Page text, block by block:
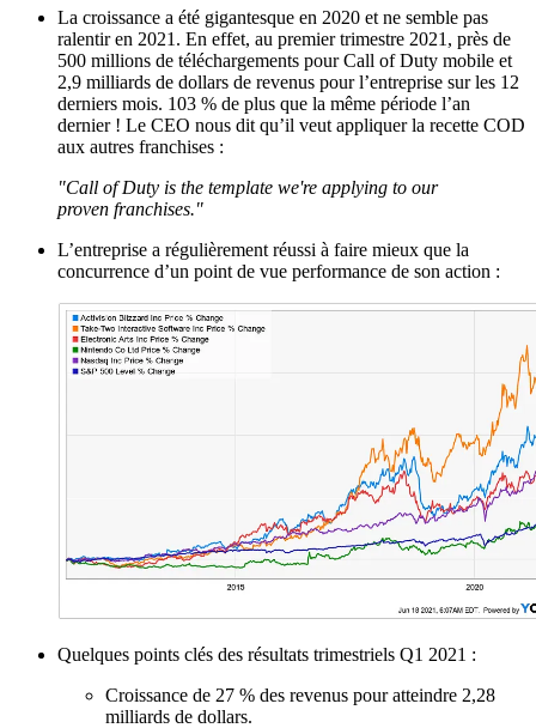
La croissance a été gigantesque en 2020 et ne semble pas
ralentir en 2021. En effet, au premier trimestre 2021, près de
500 millions de téléchargements pour Call of Duty mobile et
2,9 milliards de dollars de revenus pour l’entreprise sur les 12
derniers mois. 103 % de plus que la même période l’an
dernier ! Le CEO nous dit qu’il veut appliquer la recette COD
aux autres franchises :
"Call of Duty is the template we're applying to our
proven franchises."
L’entreprise a régulièrement réussi à faire mieux que la
concurrence d’un point de vue performance de son action :
Quelques points clés des résultats trimestriels Q1 2021 :
Croissance de 27 % des revenus pour atteindre 2,28
milliards de dollars.